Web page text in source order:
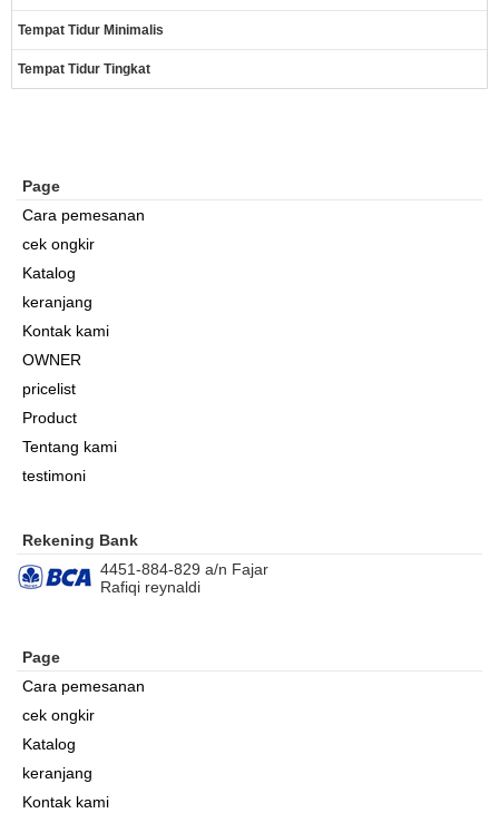
Tempat Tidur Minimalis
Tempat Tidur Tingkat
Page
Cara pemesanan
cek ongkir
Katalog
keranjang
Kontak kami
OWNER
pricelist
Product
Tentang kami
testimoni
Rekening Bank
4451-884-829 a/n Fajar
Rafiqi reynaldi
Page
Cara pemesanan
cek ongkir
Katalog
keranjang
Kontak kami